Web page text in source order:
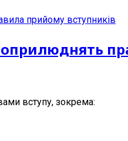
оприлюднять
вступу, зокрема: